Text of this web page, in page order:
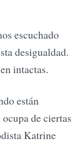
escuchado
desigualdad.
intactas.
están
de ciertas
Katrine